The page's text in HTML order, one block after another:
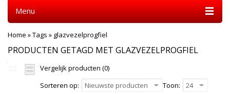
Menu
Home »Tags » glazvezelprogfiel
PRODUCTEN GETAGD MET GLAZVEZELPROGFIEL
Vergelijk producten (0)
Sorteren op:
Nieuwste producten Toon: 24